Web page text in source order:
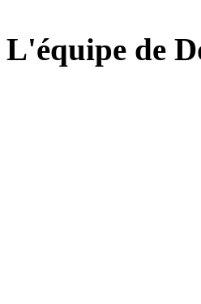
L'équipe de